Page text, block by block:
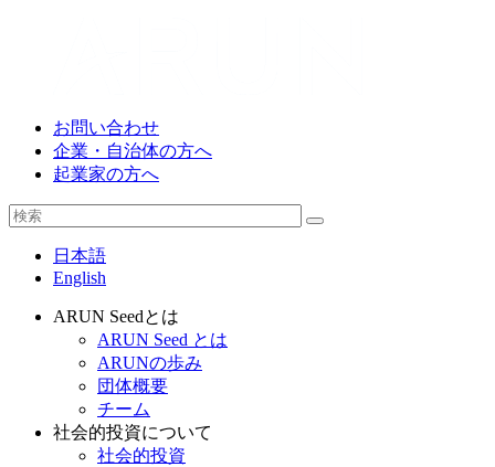
お問い合わせ
企業・自治体の方へ
起業家の方へ
日本語
English
ARUN Seedとは
ARUN Seed とは
ARUNの歩み
団体概要
チーム
社会的投資について
社会的投資